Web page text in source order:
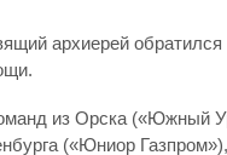
архиерей
из Орска
(«Юниор